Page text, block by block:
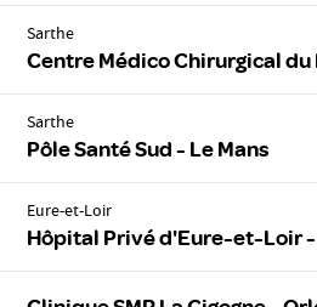
Sarthe
Centre Médico Chirurgical du
Sarthe
Pôle Santé Sud - Le Mans
Eure-et-Loir
Hôpital Privé d'Eure-et-Loir